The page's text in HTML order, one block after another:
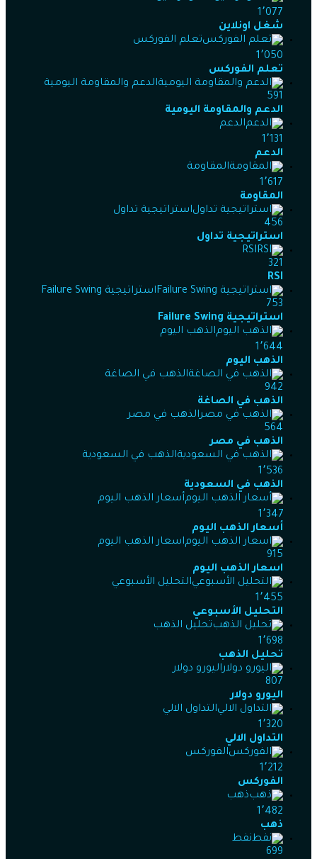
1٬077
شغل اونلاين
تعلم الفوركس
1٬050
تعلم الفوركس
الدعم والمقاومة اليومية
591
الدعم والمقاومة اليومية
الدعم
1٬131
الدعم
المقاومة
1٬617
المقاومة
استراتيجية تداول
456
استراتيجية تداول
RSI
321
RSI
استراتيجية Failure Swing
753
استراتيجية Failure Swing
الذهب اليوم
1٬644
الذهب اليوم
الذهب في الصاغة
942
الذهب في الصاغة
الذهب في مصر
564
الذهب في مصر
الذهب في السعودية
1٬536
الذهب في السعودية
أسعار الذهب اليوم
1٬347
أسعار الذهب اليوم
اسعار الذهب اليوم
915
اسعار الذهب اليوم
التحليل الأسبوعي
1٬455
التحليل الأسبوعي
تحليل الذهب
1٬698
تحليل الذهب
اليورو دولار
807
اليورو دولار
التداول الالي
1٬320
التداول الالي
الفوركس
1٬212
الفوركس
ذهب
1٬482
ذهب
نفط
699